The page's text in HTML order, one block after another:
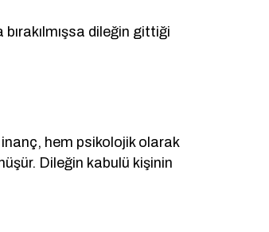
dileğin gittiği
inanç, hem psikolojik olarak
Dileğin kabulü kişinin